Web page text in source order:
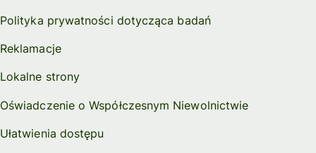
Polityka prywatności dotycząca badań
Reklamacje
Lokalne strony
Oświadczenie o Współczesnym Niewolnictwie
Ułatwienia dostępu